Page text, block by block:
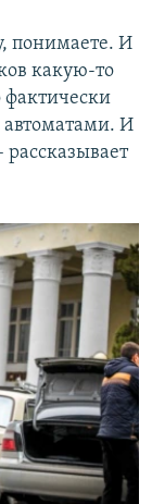
понимаете. И
какую-то
автоматами. И
рассказывает